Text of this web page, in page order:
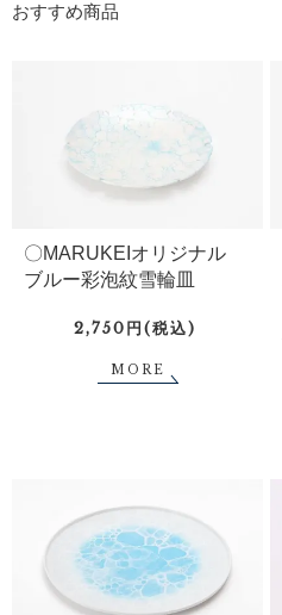
おすすめ商品
〇MARUKEIオリジナル
ブルー彩泡紋雪輪皿
2,750円(税込)
MORE